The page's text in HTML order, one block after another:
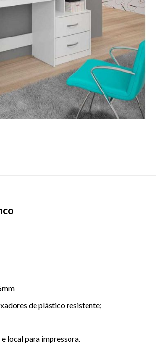
de plástico resistente;
local para impressora.